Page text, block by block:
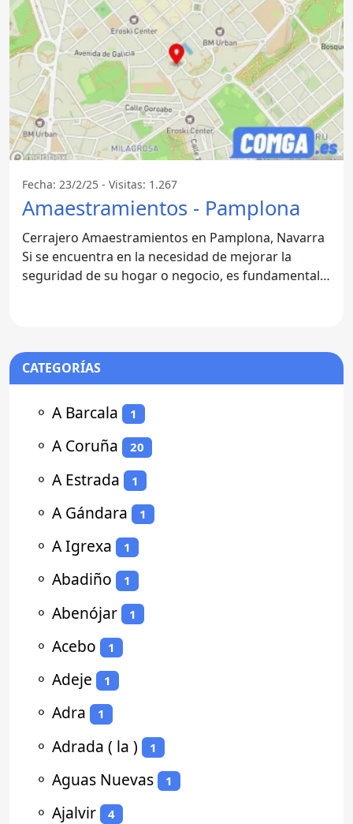
Fecha: 23/2/25 - Visitas: 1.267
Amaestramientos - Pamplona
Cerrajero Amaestramientos en Pamplona, Navarra
Si se encuentra en la necesidad de mejorar la
seguridad de su hogar o negocio, es fundamental
CATEGORÍAS
⚬ A Barcala 1
⚬ A Coruña 20
⚬ A Estrada 1
⚬ A Gándara 1
⚬ A Igrexa 1
⚬ Abadiño 1
⚬ Abenójar 1
⚬ Acebo 1
⚬ Adeje 1
⚬ Adra 1
⚬ Adrada ( la ) 1
⚬ Aguas Nuevas 1
⚬ Ajalvir 4